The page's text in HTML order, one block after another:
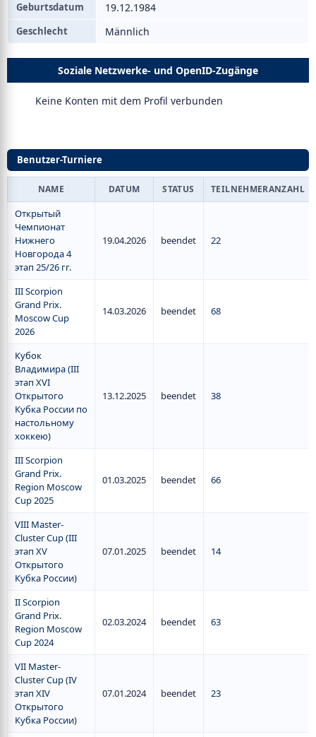
Geburtsdatum 19.12.1984
Geschlecht Männlich
Soziale Netzwerke- und OpenID-Zugänge
Keine Konten mit dem Profil verbunden
Benutzer-Turniere
NAME DATUM STATUS TEILNEHMERANZAHL
Открытый
Чемпионат
Нижнего
Новгорода 4
этап 25/26 гг.
19.04.2026 beendet 22
III Scorpion
Grand Prix.
Moscow Cup
2026
14.03.2026 beendet 68
Кубок
Владимира (III
этап XVI
Открытого
Кубка России по
настольному
хоккею)
13.12.2025 beendet 38
III Scorpion
Grand Prix.
Region Moscow
Cup 2025
01.03.2025 beendet 66
VIII Master-
Cluster Cup (III
этап XV
Открытого
Кубка России)
07.01.2025 beendet 14
II Scorpion
Grand Prix.
Region Moscow
Cup 2024
02.03.2024 beendet 63
VII Master-
Cluster Cup (IV
этап XIV
Открытого
Кубка России)
07.01.2024 beendet 23